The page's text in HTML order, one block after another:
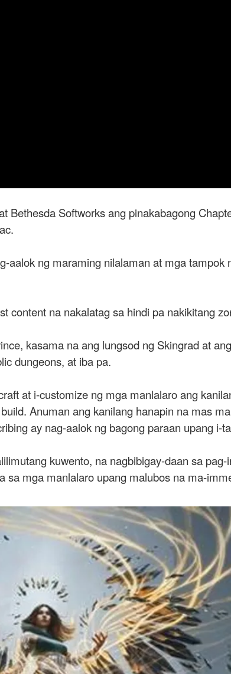
Softworks ang pinakabagong
ng maraming nilalaman at mga tampok
content na nakalatag sa hindi pa nakikitang
kasama na ang lungsod ng Skingrad at
dungeons, at iba pa.
at i-customize ng mga manlalaro ang
Anuman ang kanilang hanapin na mas
ay nag-aalok ng bagong paraan upang i-
kuwento, na nagbibigay-daan sa
mga manlalaro upang malubos na ma-